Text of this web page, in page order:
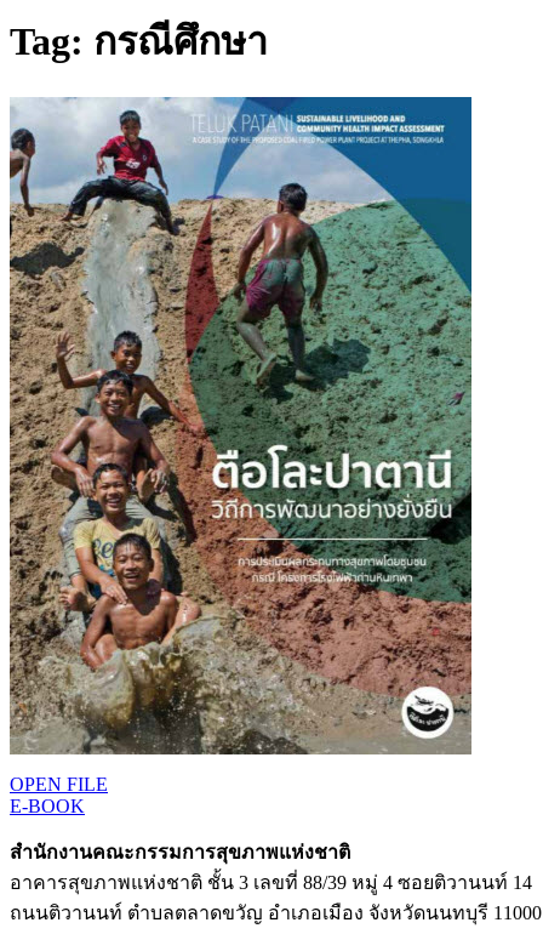
Tag: กรณีศึกษา
OPEN FILE
E-BOOK
สำนักงานคณะกรรมการสุขภาพแห่งชาติ
อาคารสุขภาพแห่งชาติ ชั้น 3 เลขที่ 88/39 หมู่ 4 ซอยติวานนท์ 14
ถนนติวานนท์ ตำบลตลาดขวัญ อำเภอเมือง จังหวัดนนทบุรี 11000